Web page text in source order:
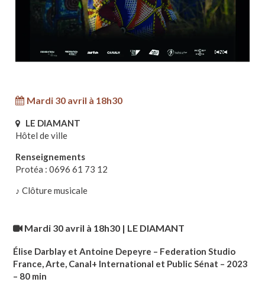
Mardi 30 avril à 18h30
LE DIAMANT
Hôtel de ville
Renseignements
Protéa : 0696 61 73 12
♪ Clôture musicale
Mardi 30 avril à 18h30 | LE DIAMANT
Élise Darblay et Antoine Depeyre – Federation Studio
France, Arte, Canal+ International et Public Sénat – 2023
– 80 min